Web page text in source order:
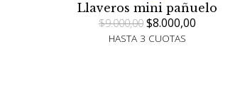
Llaveros mini pañuelo
$9.000,00$8.000,00
HASTA 3 CUOTAS